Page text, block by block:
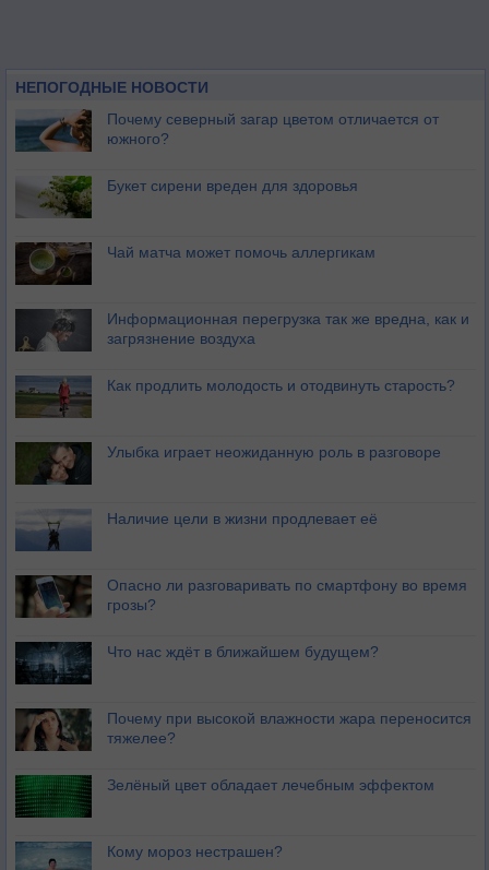
НЕПОГОДНЫЕ НОВОСТИ
Почему северный загар цветом отличается от
южного?
Букет сирени вреден для здоровья
Чай матча может помочь аллергикам
Информационная перегрузка так же вредна, как и
загрязнение воздуха
Как продлить молодость и отодвинуть старость?
Улыбка играет неожиданную роль в разговоре
Наличие цели в жизни продлевает её
Опасно ли разговаривать по смартфону во время
грозы?
Что нас ждёт в ближайшем будущем?
Почему при высокой влажности жара переносится
тяжелее?
Зелёный цвет обладает лечебным эффектом
Кому мороз нестрашен?